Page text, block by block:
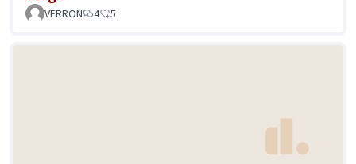
VERRON 4 5